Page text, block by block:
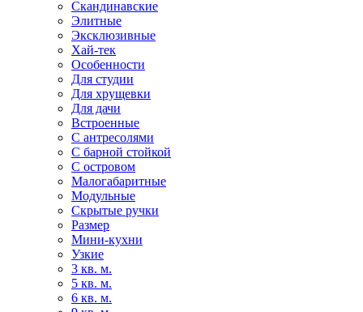
Скандинавские
Элитные
Эксклюзивные
Хай-тек
Особенности
Для студии
Для хрущевки
Для дачи
Встроенные
С антресолями
С барной стойкой
С островом
Малогабаритные
Модульные
Скрытые ручки
Размер
Мини-кухни
Узкие
3 кв. м.
5 кв. м.
6 кв. м.